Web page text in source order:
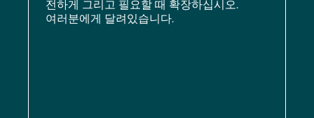
전하게 그리고 필요할 때 확장하십시오.
여러분에게 달려있습니다.